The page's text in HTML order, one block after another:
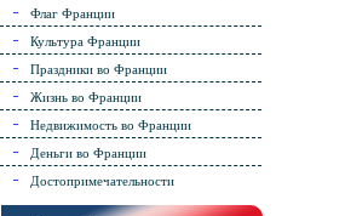
Флаг Франции
Культура Франции
Праздники во Франции
Жизнь во Франции
Недвижимость во Франции
Деньги во Франции
Достопримечательности